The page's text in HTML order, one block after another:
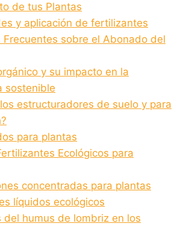
de tus Plantas
y aplicación de fertilizantes
Frecuentes sobre el Abonado del
y su impacto en la
sostenible
estructuradores de suelo y para
para plantas
Ecológicos para
concentradas para plantas
líquidos ecológicos
del humus de lombriz en los